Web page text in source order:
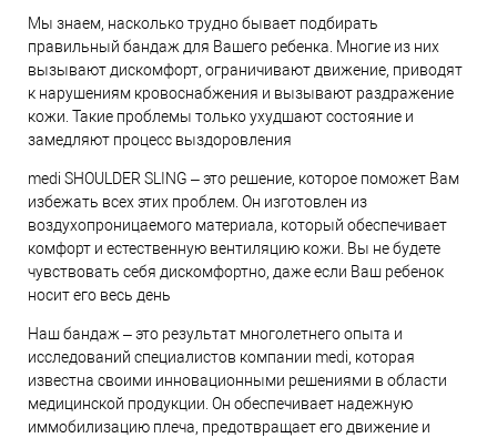
Мы знаем, насколько трудно бывает подбирать
правильный бандаж для Вашего ребенка. Многие из них
вызывают дискомфорт, ограничивают движение, приводят
к нарушениям кровоснабжения и вызывают раздражение
кожи. Такие проблемы только ухудшают состояние и
замедляют процесс выздоровления
medi SHOULDER SLING – это решение, которое поможет Вам
избежать всех этих проблем. Он изготовлен из
воздухопроницаемого материала, который обеспечивает
комфорт и естественную вентиляцию кожи. Вы не будете
чувствовать себя дискомфортно, даже если Ваш ребенок
носит его весь день
Наш бандаж – это результат многолетнего опыта и
исследований специалистов компании medi, которая
известна своими инновационными решениями в области
медицинской продукции. Он обеспечивает надежную
иммобилизацию плеча, предотвращает его движение и